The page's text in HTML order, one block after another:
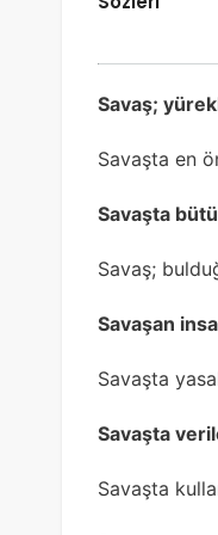
Savaş;
Savaşta en
Savaşta
Savaş;
Savaşan
Savaşta
Savaşta
Savaşta